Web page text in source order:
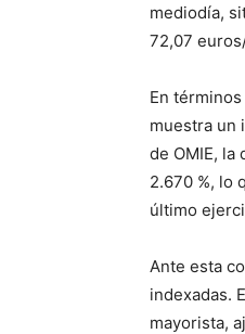
mediodía,
72,07
En
muestra un
de OMIE,
2.670 %, lo
último
Ante esta
indexadas.
mayorista,